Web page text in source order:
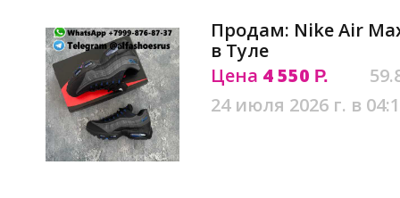
Продам: Nike Air
в Туле
Цена 4 550 Р.
24 июля 2026 г. в